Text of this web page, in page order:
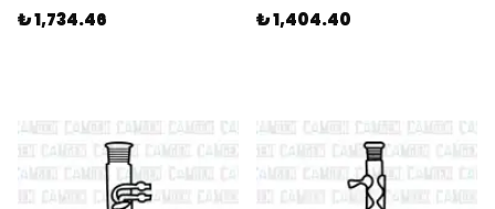
₺ 1,734.46 ₺ 1,404.40